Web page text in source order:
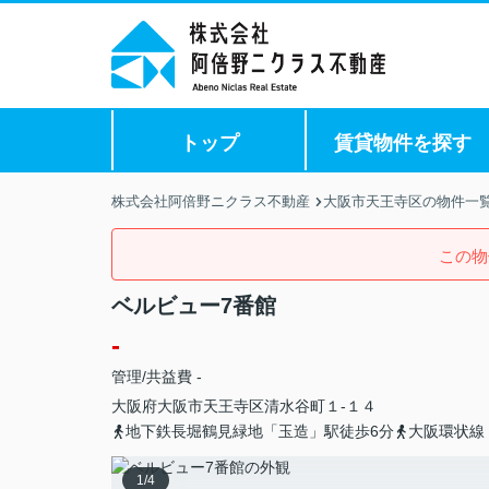
トップ 賃貸物件を探す
株式会社阿倍野ニクラス不動産 大阪市天王寺区の物件一
この
ベルビュー7番館
-
管理/共益費 -
大阪府大阪市天王寺区清水谷町 １-１４
地下鉄長堀鶴見緑地「玉造」駅徒歩6分
大阪環状
1/4